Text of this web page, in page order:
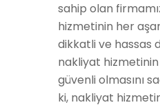
sahip olan
hizmetinin her
dikkatli ve hassas
nakliyat hizmetinin
güvenli olmasını
ki, nakliyat